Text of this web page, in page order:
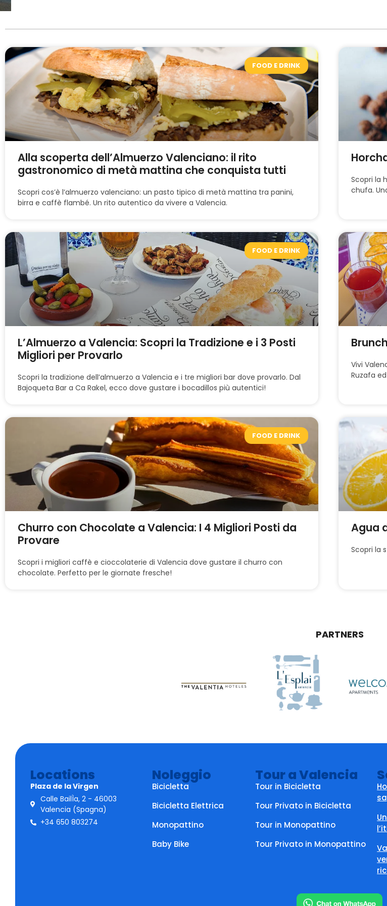
FOOD E DRINK
Alla scoperta dell’Almuerzo Valenciano: il rito
gastronomico di metà mattina che conquista tutti
Scopri cos’è l’almuerzo valenciano: un pasto tipico di metà mattina tra panini,
birra e caffè flambé. Un rito autentico da vivere a Valencia.
Scopri la
chufa.
FOOD E DRINK
L’Almuerzo a Valencia: Scopri la Tradizione e i 3 Posti
Migliori per Provarlo
Scopri la tradizione dell’almuerzo a Valencia e i tre migliori bar dove provarlo. Dal
Bajoqueta Bar a Ca Rakel, ecco dove gustare i bocadillos più autentici!
Vivi
Ruzafa
FOOD E DRINK
Churro con Chocolate a Valencia: I 4 Migliori Posti da
Provare
Scopri i migliori caffè e cioccolaterie di Valencia dove gustare il churro con
chocolate. Perfetto per le giornate fresche!
Agua
Scopri la
PARTNERS
Locations
Plaza de la Virgen
Calle BailÌa, 2 - 46003
Valencia (Spagna)
+34 650 803274
Noleggio
Bicicletta
Bicicletta Elettrica
Monopattino
Baby Bike
Tour a Valencia
Tour in Bicicletta
Tour Privato in Bicicletta
Tour in Monopattino
Tour Privato in Monopattino